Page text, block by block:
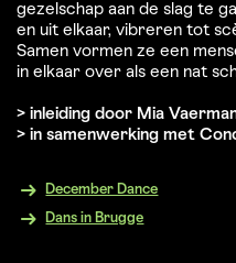
gezelschap aan de slag te
en uit elkaar, vibreren tot
Samen vormen ze een
in elkaar over als een nat
> inleiding door Mia
> in samenwerking met
December Dance
Dans in Brugge